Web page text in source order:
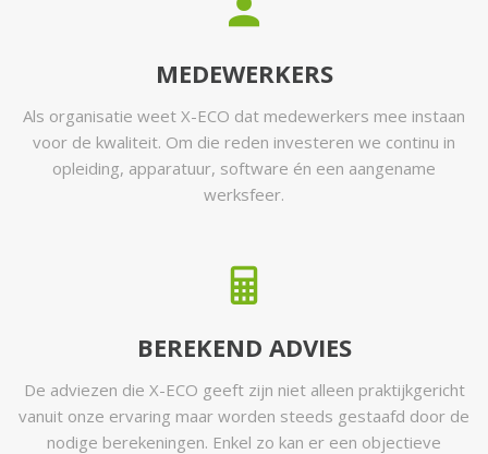
MEDEWERKERS
Als organisatie weet X-ECO dat medewerkers mee instaan
voor de kwaliteit. Om die reden investeren we continu in
opleiding, apparatuur, software én een aangename
werksfeer.
BEREKEND ADVIES
De adviezen die X-ECO geeft zijn niet alleen praktijkgericht
vanuit onze ervaring maar worden steeds gestaafd door de
nodige berekeningen. Enkel zo kan er een objectieve